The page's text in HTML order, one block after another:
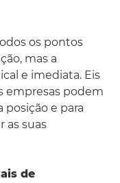
os pontos
mas a
e imediata. Eis
empresas podem
posição e para
as suas
de